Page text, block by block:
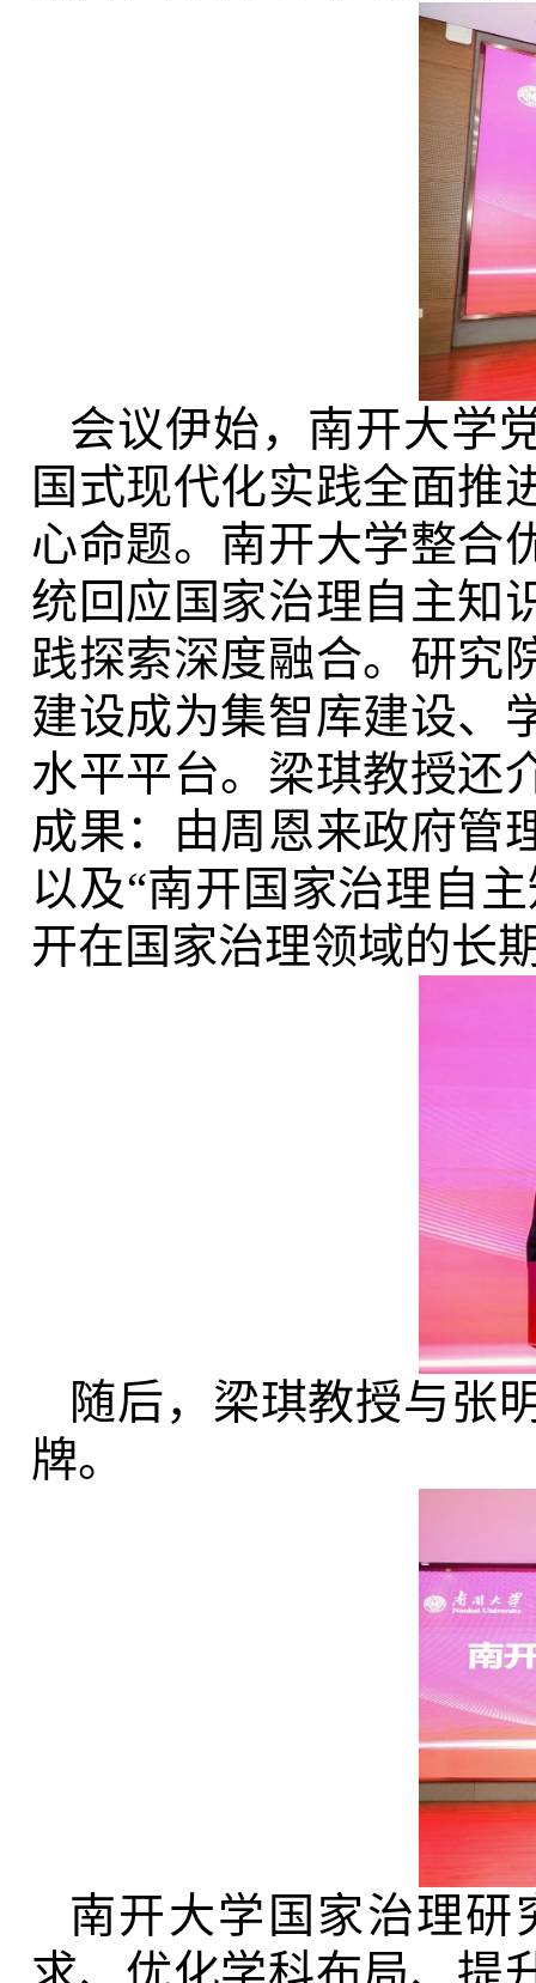
会议伊始，南开大学
国式现代化实践全面推
心命题。南开大学整合
统回应国家治理自主知
践探索深度融合。研究
建设成为集智库建设、
水平平台。梁琪教授还
成果：由周恩来政府管
以及“南开国家治理自
开在国家治理领域的长
随后，梁琪教授与张
牌。
南开大学国家治理